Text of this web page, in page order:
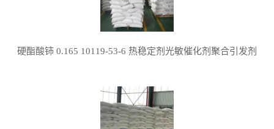
硬酯酸铈 0.165 10119-53-6 热稳定剂光敏催化剂聚合引发剂